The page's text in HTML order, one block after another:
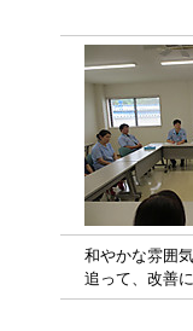
和やかな雰囲
追って、改善